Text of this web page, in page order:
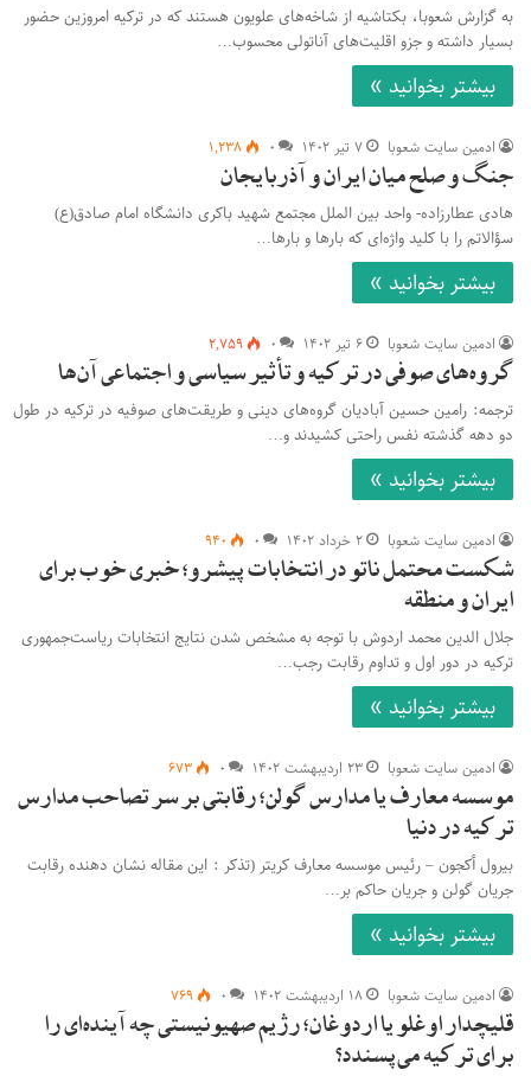
به گزارش شعوبا، بکتاشیه از شاخه‌های علویون هستند که در ترکیه امروزین حضور
بسیار داشته و جزو اقلیت‌های آناتولی محسوب…
بیشتر بخوانید »
ادمین سایت شعوبا ۷ تیر ۱۴۰۲ ۰ ۱,۲۳۸
جنگ و صلح میان ایران و آذربایجان
هادی عطارزاده- واحد بین الملل مجتمع شهید باکری دانشگاه امام صادق(ع)
سؤالاتم را با کلید واژه‌ای که بار‌ها و بار‌ها…
بیشتر بخوانید »
ادمین سایت شعوبا ۶ تیر ۱۴۰۲ ۰ ۲,۷۵۹
گروه‌های صوفی در ترکیه و تأثیر سیاسی و اجتماعی آن‌ها
ترجمه: رامین حسین آبادیان گروه‌های دینی و طریقت‌های صوفیه در ترکیه در طول
دو دهه گذشته نفس راحتی کشیدند و…
بیشتر بخوانید »
ادمین سایت شعوبا ۲ خرداد ۱۴۰۲ ۰ ۹۴۰
شکست محتمل ناتو در انتخابات پیشرو؛ خبری خوب برای
ایران و منطقه
جلال الدین محمد اردوش با توجه به مشخص شدن نتایج انتخابات ریاست‌جمهوری
ترکیه در دور اول و تداوم رقابت رجب…
بیشتر بخوانید »
ادمین سایت شعوبا ۲۳ اردیبهشت ۱۴۰۲ ۰ ۶۷۳
موسسه معارف یا مدارس گولن؛ رقابتی بر سر تصاحب مدارس
ترکیه در دنیا
بیرول أکجون – رئیس موسسه معارف کریتر (تذکر : این مقاله نشان دهنده رقابت
جریان گولن و جریان حاکم بر…
بیشتر بخوانید »
ادمین سایت شعوبا ۱۸ اردیبهشت ۱۴۰۲ ۰ ۷۶۹
قلیچدار اوغلو یا اردوغان؛ رژیم صهیونیستی چه آینده‌ای را
برای ترکیه می‌پسندد؟